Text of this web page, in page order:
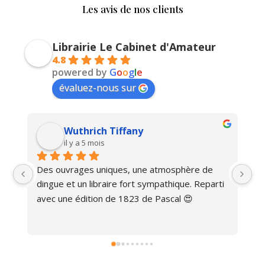
Les avis de nos clients
Librairie Le Cabinet d'Amateur
4.8
powered by Google
évaluez-nous sur
Vlad Savin
il y a 9 mois
Magnifique!